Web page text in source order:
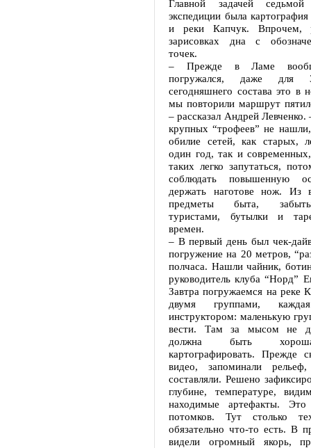
Главной задачей седьмой
экспедиции была
и реки Капчук. Впрочем,
зарисовках дна с
точек.
– Прежде в Ламе
погружался, даже для
сегодняшнего состава это в
мы повторили маршрут
– рассказал Андрей
крупных “трофеев” не нашли,
обилие сетей, как старых,
один год, так и
таких легко запутаться,
соблюдать повышенную
держать наготове нож. Из
предметы быта,
туристами, бутылки и
времен.
– В первый день был чек-
погружение на 20 метров,
полчаса. Нашли чайник,
руководитель клуба “Норд”
Завтра погружаемся на реке
двумя группами,
инструктором: маленькую
вести. Там за мысом не
должна быть
картографировать. Прежде
видео, запоминали
составляли. Решено
глубине, температуре,
находимые артефакты. Это
потомков. Тут столько
обязательно что-то есть. В
видели огромный якорь,